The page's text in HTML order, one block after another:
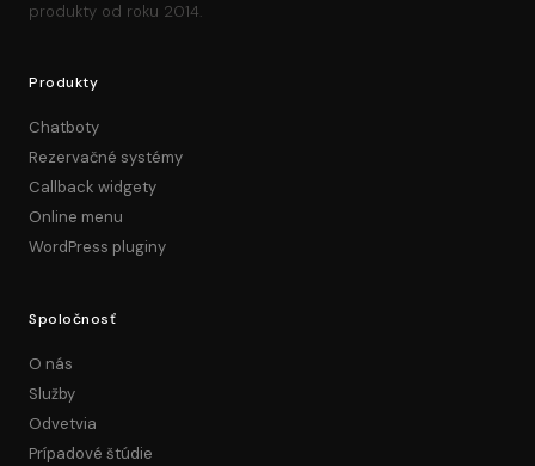
produkty od roku 2014.
Produkty
Chatboty
Rezervačné systémy
Callback widgety
Online menu
WordPress pluginy
Spoločnosť
O nás
Služby
Odvetvia
Prípadové štúdie